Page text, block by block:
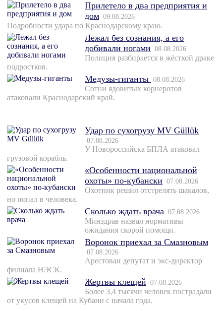
Прилетело в два предприятия и
дом 09.08.2026
Подробности удара по Краснодарскому краю.
Лежал без сознания, а его
добивали ногами 08.08.2026
Полиция разбирается в жёсткой драке
подростков.
Медузы-гиганты 08.08.2026
Сотни ядовитых корнеротов
атаковали Краснодарский край.
Удар по сухогрузу MV Güllük
07.08.2026
У Новороссийска БПЛА атаковал
грузовой корабль.
«Особенности национальной
охоты» по-кубански 07.08.2026
Охотник решил отстрелять шакалов,
но попал в человека.
Сколько ждать врача 07.08.2026
Минздрав назвал нормативы
ожидания скорой помощи.
Воронок приехал за Смазновым
07.08.2026
Арестован депутат и экс-директор
филиала НЭСК.
Жертвы клещей 07.08.2026
Более 3,4 тысячи человек пострадали
от укусов клещей на Кубани с начала года.